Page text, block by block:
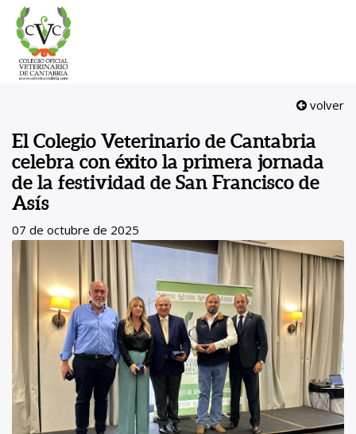
volver
El Colegio Veterinario de Cantabria
celebra con éxito la primera jornada
de la festividad de San Francisco de
Asís
07 de octubre de 2025